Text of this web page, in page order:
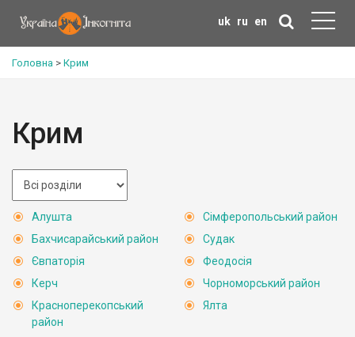
uk ru en
Головна > Крим
Крим
Алушта
Бахчисарайський район
Євпаторія
Керч
Красноперекопський
район
Сімферопольський район
Судак
Феодосія
Чорноморський район
Ялта